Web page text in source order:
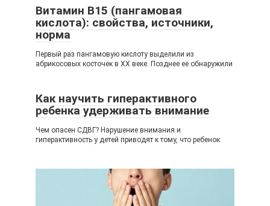
Витамин B15 (пангамовая
кислота): свойства, источники,
норма
Первый раз пангамовую кислоту выделили из
абрикосовых косточек в XX веке. Позднее ее обнаружили
Как научить гиперактивного
ребенка удерживать внимание
Чем опасен СДВГ? Нарушение внимания и
гиперактивность у детей приводят к тому, что ребенок